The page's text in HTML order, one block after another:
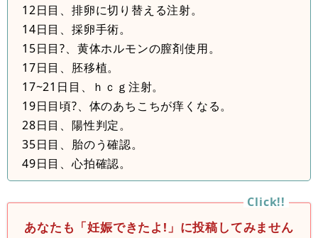
12日目、排卵に切り替える注射。
14日目、採卵手術。
15日目?、黄体ホルモンの膣剤使用。
17日目、胚移植。
17~21日目、ｈｃｇ注射。
19日目頃?、体のあちこちが痒くなる。
28日目、陽性判定。
35日目、胎のう確認。
49日目、心拍確認。
あなたも「妊娠できたよ!」に投稿してみません